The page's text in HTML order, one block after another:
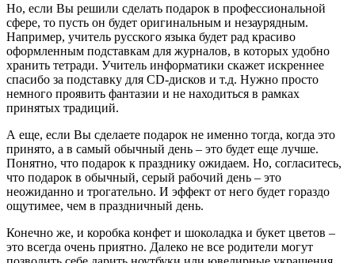
Но, если Вы решили сделать подарок в профессиональной
сфере, то пусть он будет оригинальным и незаурядным.
Например, учитель русского языка будет рад красиво
оформленным подставкам для журналов, в которых удобно
хранить тетради. Учитель информатики скажет искреннее
спасибо за подставку для CD-дисков и т.д. Нужно просто
немного проявить фантазии и не находиться в рамках
принятых традиций.
А еще, если Вы сделаете подарок не именно тогда, когда это
принято, а в самый обычный день – это будет еще лучше.
Понятно, что подарок к празднику ожидаем. Но, согласитесь,
что подарок в обычный, серый рабочий день – это
неожиданно и трогательно. И эффект от него будет гораздо
ощутимее, чем в праздничный день.
Конечно же, и коробка конфет и шоколадка и букет цветов –
это всегда очень приятно. Далеко не все родители могут